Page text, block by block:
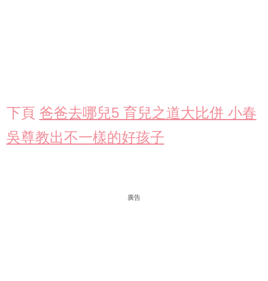
下頁 爸爸去哪兒5 育兒之道大比併 小春
吳尊教出不一樣的好孩子
廣告